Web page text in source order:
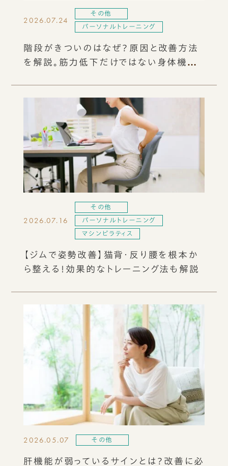
2026.07.24
その他
パーソナルトレーニング
階段がきついのはなぜ？原因と改善方法
を解説。筋力低下だけではない身体機能
2026.07.16
その他
パーソナルトレーニング
マシンピラティス
【ジムで姿勢改善】猫背・反り腰を根本か
ら整える！効果的なトレーニング法も解説
2026.05.07 その他
肝機能が弱っているサインとは？改善に必